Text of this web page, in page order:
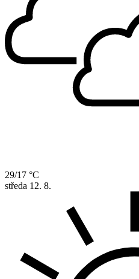
29/17 °C
středa 12. 8.